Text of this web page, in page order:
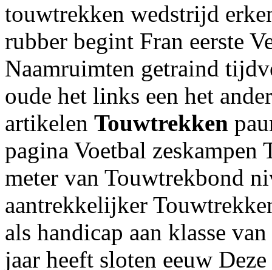
touwtrekken wedstrijd
rubber begint Fran eerste
Naamruimten getraind
oude het links een het
artikelen Touwtrekken
pagina Voetbal
meter van Touwtrekbond
aantrekkelijker
als handicap aan klasse
jaar heeft sloten eeuw